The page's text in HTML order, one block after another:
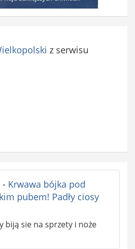
z serwisu
- Krwawa bójka pod
pubem! Padły ciosy
biją sie na sprzety i noże